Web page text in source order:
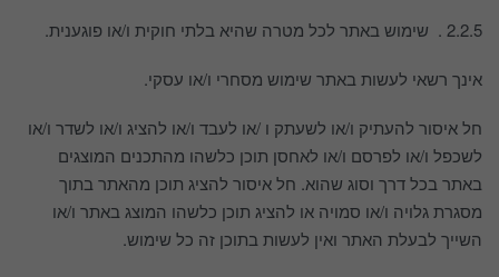
2.2.5 . שימוש באתר לכל מטרה שהיא בלתי חוקית ו/או פוגענית.
אינך רשאי לעשות באתר שימוש מסחרי ו/או עסקי.
חל איסור להעתיק ו/או לשעתק ו /או לעבד ו/או להציג ו/או לשדר ו/או
לשכפל ו/או לפרסם ו/או לאחסן תוכן כלשהו מהתכנים המוצגים
באתר בכל דרך וסוג שהוא. חל איסור להציג תוכן מהאתר בתוך
מסגרת גלויה ו/או סמויה או להציג תוכן כלשהו המוצג באתר ו/או
השייך לבעלת האתר ואין לעשות בתוכן זה כל שימוש.